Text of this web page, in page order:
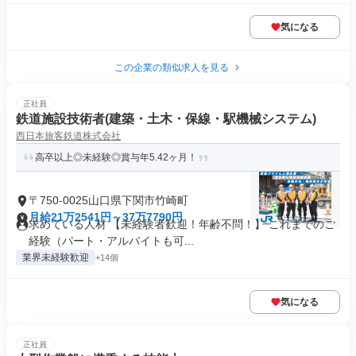
気になる
この企業の類似求人を見る
正社員
鉄道施設技術者(建築・土木・保線・駅機械システム)
西日本旅客鉄道株式会社
高卒以上◎未経験◎賞与年5.42ヶ月！
〒750-0025山口県下関市竹崎町
月給21万2541円～37万7790円
求めている人材 【未経験者歓迎！年齢不問！】 これまでのご
経験（パート・アルバイトも可...
業界未経験歓迎 +14個
気になる
正社員